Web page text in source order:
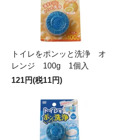
トイレをポンッと洗浄 オ
レンジ 100g 1個入
121円(税11円)